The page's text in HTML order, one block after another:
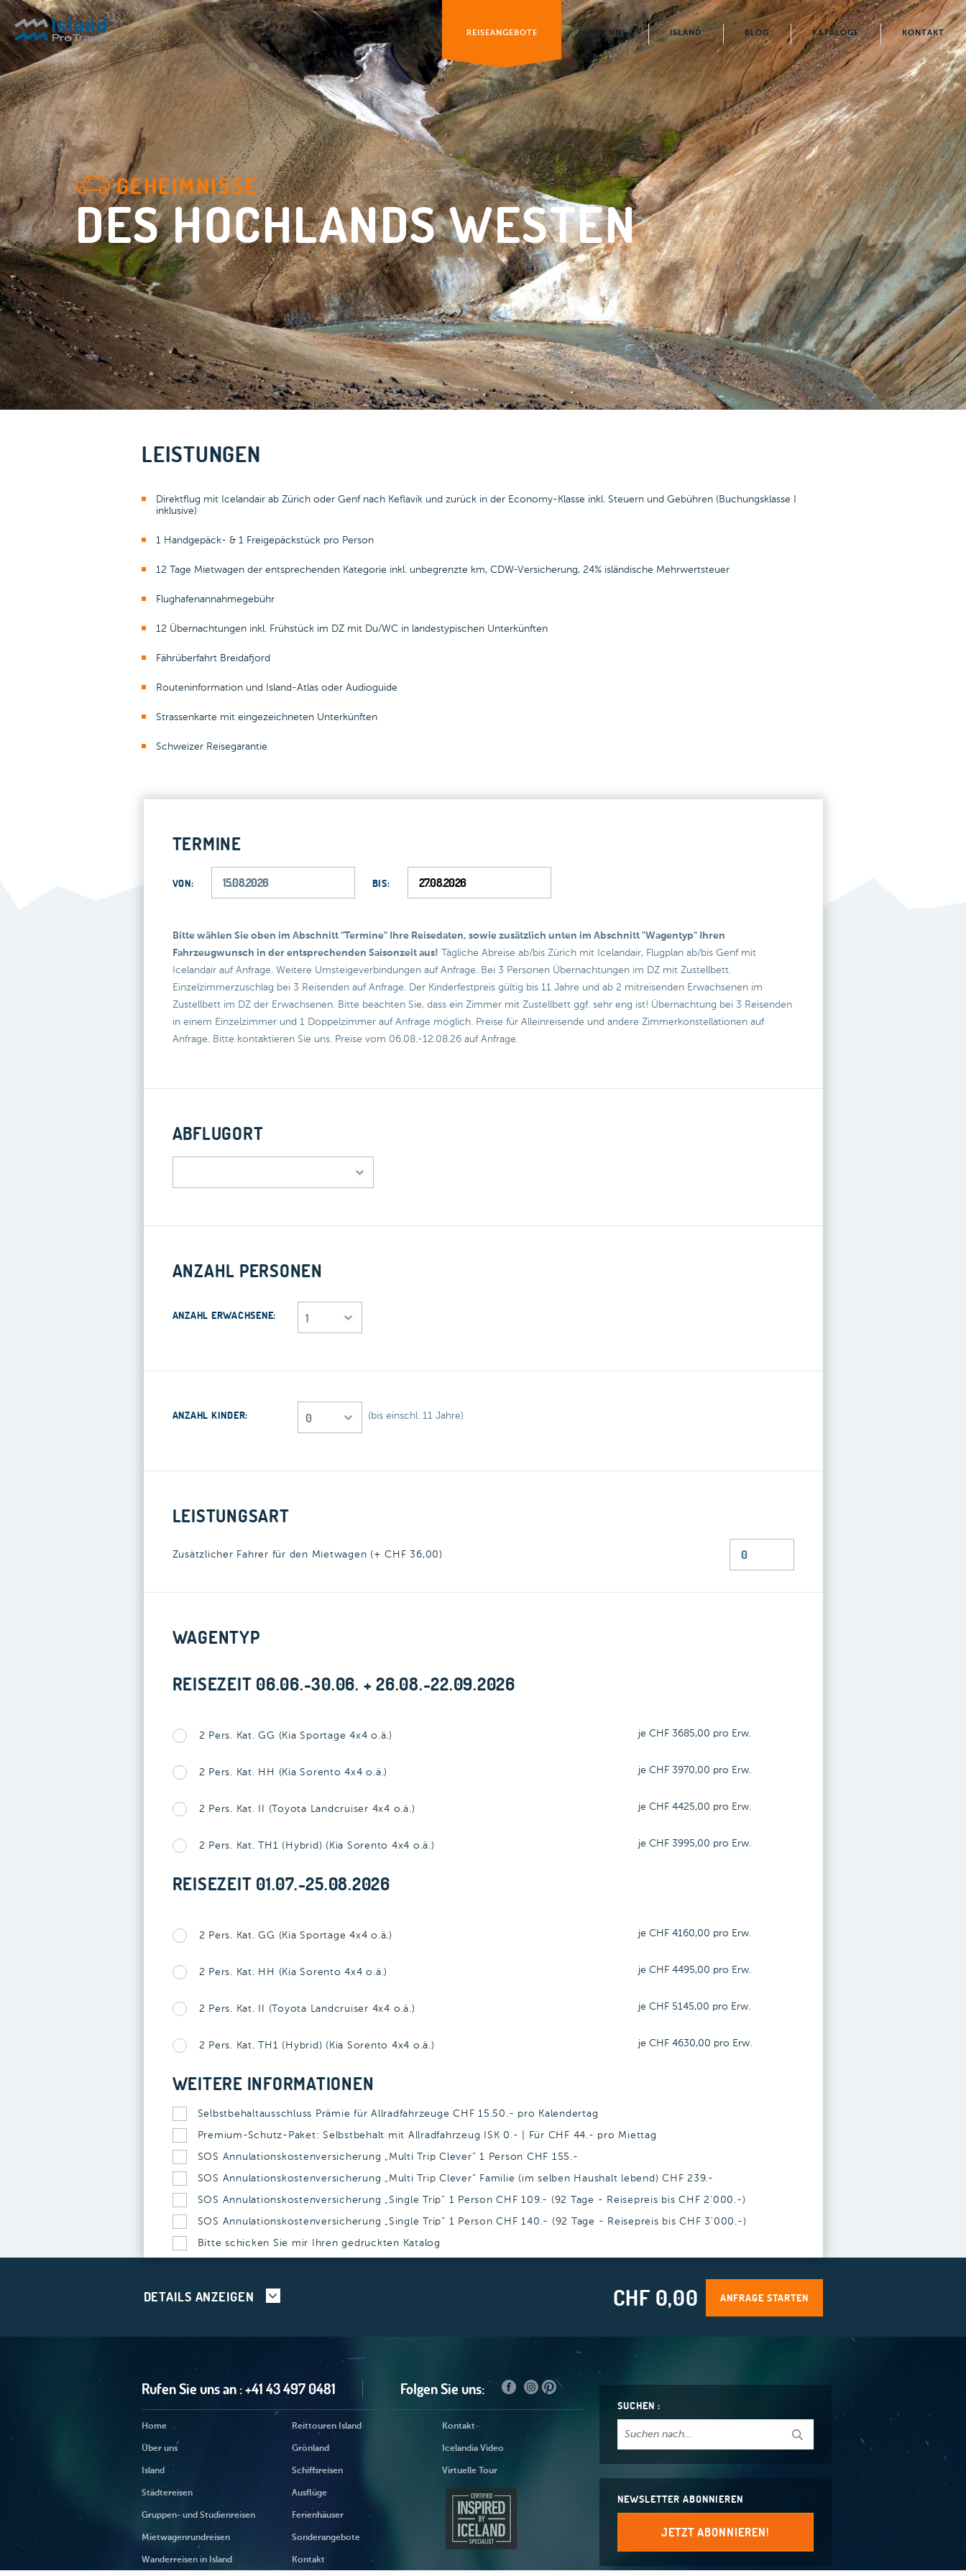
REISEANGEBOTE ÜBER UNS ISLAND BLOG KATALOGE KONTAKT
GEHEIMNISSE
DES HOCHLANDS WESTEN
LEISTUNGEN
Direktflug mit Icelandair ab Zürich oder Genf nach Keflavik und zurück in der Economy-Klasse inkl. Steuern und Gebühren (Buchungsklasse I
inklusive)
1 Handgepäck- & 1 Freigepäckstück pro Person
12 Tage Mietwagen der entsprechenden Kategorie inkl. unbegrenzte km, CDW-Versicherung, 24% isländische Mehrwertsteuer
Flughafenannahmegebühr
12 Übernachtungen inkl. Frühstück im DZ mit Du/WC in landestypischen Unterkünften
Fährüberfahrt Breidafjord
Routeninformation und Island-Atlas oder Audioguide
Strassenkarte mit eingezeichneten Unterkünften
Schweizer Reisegarantie
TERMINE
VON: BIS:
Bitte wählen Sie oben im Abschnitt "Termine" Ihre Reisedaten, sowie zusätzlich unten im Abschnitt "Wagentyp" Ihren
Fahrzeugwunsch in der entsprechenden Saisonzeit aus! Tägliche Abreise ab/bis Zürich mit Icelandair, Flugplan ab/bis Genf mit
Icelandair auf Anfrage. Weitere Umsteigeverbindungen auf Anfrage. Bei 3 Personen Übernachtungen im DZ mit Zustellbett.
Einzelzimmerzuschlag bei 3 Reisenden auf Anfrage. Der Kinderfestpreis gültig bis 11 Jahre und ab 2 mitreisenden Erwachsenen im
Zustellbett im DZ der Erwachsenen. Bitte beachten Sie, dass ein Zimmer mit Zustellbett ggf. sehr eng ist! Übernachtung bei 3 Reisenden
in einem Einzelzimmer und 1 Doppelzimmer auf Anfrage möglich. Preise für Alleinreisende und andere Zimmerkonstellationen auf
Anfrage. Bitte kontaktieren Sie uns. Preise vom 06.08.-12.08.26 auf Anfrage.
ABFLUGORT
ANZAHL PERSONEN
ANZAHL ERWACHSENE:
ANZAHL KINDER: (bis einschl. 11 Jahre)
LEISTUNGSART
Zusätzlicher Fahrer für den Mietwagen (+ CHF36,00 )
WAGENTYP
REISEZEIT 06.06.-30.06. + 26.08.-22.09.2026
2 Pers. Kat. GG (Kia Sportage 4x4 o.ä.) je CHF3685,00 pro Erw.
2 Pers. Kat. HH (Kia Sorento 4x4 o.ä.) je CHF3970,00 pro Erw.
2 Pers. Kat. II (Toyota Landcruiser 4x4 o.ä.) je CHF4425,00 pro Erw.
2 Pers. Kat. TH1 (Hybrid) (Kia Sorento 4x4 o.ä.) je CHF3995,00 pro Erw.
REISEZEIT 01.07.-25.08.2026
2 Pers. Kat. GG (Kia Sportage 4x4 o.ä.) je CHF4160,00 pro Erw.
2 Pers. Kat. HH (Kia Sorento 4x4 o.ä.) je CHF4495,00 pro Erw.
2 Pers. Kat. II (Toyota Landcruiser 4x4 o.ä.) je CHF 5145,00 pro Erw.
2 Pers. Kat. TH1 (Hybrid) (Kia Sorento 4x4 o.ä.) je CHF4630,00 pro Erw.
WEITERE INFORMATIONEN
Selbstbehaltausschluss Prämie für Allradfahrzeuge CHF 15.50.- pro Kalendertag
Premium-Schutz-Paket: Selbstbehalt mit Allradfahrzeug ISK 0.- | Für CHF 44.- pro Miettag
SOS Annulationskostenversicherung „Multi Trip Clever“ 1 Person CHF 155.-
SOS Annulationskostenversicherung „Multi Trip Clever“ Familie (im selben Haushalt lebend) CHF 239.-
SOS Annulationskostenversicherung „Single Trip“ 1 Person CHF 109.- (92 Tage - Reisepreis bis CHF 2'000.-)
SOS Annulationskostenversicherung „Single Trip“ 1 Person CHF 140.- (92 Tage - Reisepreis bis CHF 3'000.-)
Bitte schicken Sie mir Ihren gedruckten Katalog
DETAILS ANZEIGEN CHF 0,00 ANFRAGE STARTEN
Rufen Sie uns an :+41 43 497 0481 Folgen Sie uns:
Home
Über uns
Island
Städtereisen
Gruppen- und Studienreisen
Mietwagenrundreisen
Wanderreisen in Island
Reittouren Island
Grönland
Schiffsreisen
Ausflüge
Ferienhäuser
Sonderangebote
Kontakt
Kontakt
Icelandia Video
Virtuelle Tour
SUCHEN :
NEWSLETTER ABONNIEREN
JETZT ABONNIEREN!